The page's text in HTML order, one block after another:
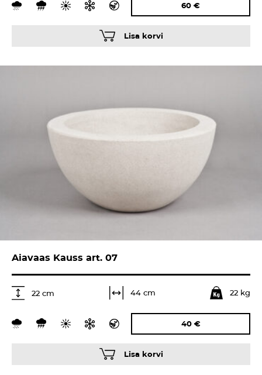
60 €
Lisa korvi
Aiavaas Kauss art. 07
22 cm 44 cm 22 kg
40 €
Lisa korvi